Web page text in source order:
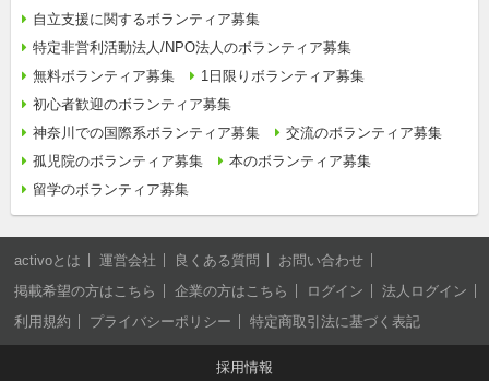
自立支援に関するボランティア募集
特定非営利活動法人/NPO法人のボランティア募集
無料ボランティア募集
1日限りボランティア募集
初心者歓迎のボランティア募集
神奈川での国際系ボランティア募集
交流のボランティア募集
孤児院のボランティア募集
本のボランティア募集
留学のボランティア募集
activoとは 運営会社 良くある質問
お問い合わせ
掲載希望の方はこちら
企業の方はこちら ログイン
法人ログイン
利用規約
プライバシーポリシー 特定商取引法に基づく表記
採用情報